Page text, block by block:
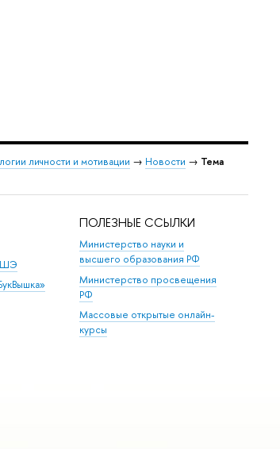
личности и мотивации → Новости → Тема
ПОЛЕЗНЫЕ ССЫЛКИ
Министерство науки и
высшего образования РФ
Министерство просвещения
РФ
Массовые открытые онлайн-
курсы